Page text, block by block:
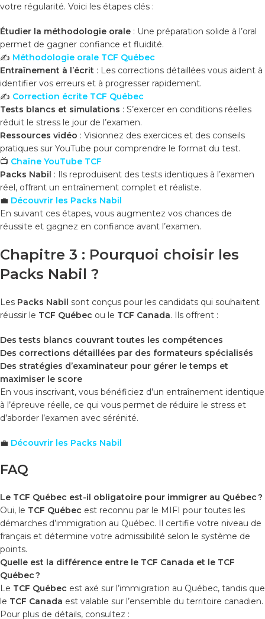
votre régularité. Voici les étapes clés :
Étudier la méthodologie orale : Une préparation solide à l’oral
permet de gagner confiance et fluidité.
✍️ Méthodologie orale TCF Québec
Entraînement à l’écrit : Les corrections détaillées vous aident à
identifier vos erreurs et à progresser rapidement.
✍️ Correction écrite TCF Québec
Tests blancs et simulations : S’exercer en conditions réelles
réduit le stress le jour de l’examen.
Ressources vidéo : Visionnez des exercices et des conseils
pratiques sur YouTube pour comprendre le format du test.
📺 Chaîne YouTube TCF
Packs Nabil : Ils reproduisent des tests identiques à l’examen
réel, offrant un entraînement complet et réaliste.
💼 Découvrir les Packs Nabil
En suivant ces étapes, vous augmentez vos chances de
réussite et gagnez en confiance avant l’examen.
Chapitre 3 : Pourquoi choisir les
Packs Nabil ?
Les Packs Nabil sont conçus pour les candidats qui souhaitent
réussir le TCF Québec ou le TCF Canada. Ils offrent :
Des tests blancs couvrant toutes les compétences
Des corrections détaillées par des formateurs spécialisés
Des stratégies d’examinateur pour gérer le temps et
maximiser le score
En vous inscrivant, vous bénéficiez d’un entraînement identique
à l’épreuve réelle, ce qui vous permet de réduire le stress et
d’aborder l’examen avec sérénité.
💼 Découvrir les Packs Nabil
FAQ
Le TCF Québec est-il obligatoire pour immigrer au Québec ?
Oui, le TCF Québec est reconnu par le MIFI pour toutes les
démarches d’immigration au Québec. Il certifie votre niveau de
français et détermine votre admissibilité selon le système de
points.
Quelle est la différence entre le TCF Canada et le TCF
Québec ?
Le TCF Québec est axé sur l’immigration au Québec, tandis que
le TCF Canada est valable sur l’ensemble du territoire canadien.
Pour plus de détails, consultez :